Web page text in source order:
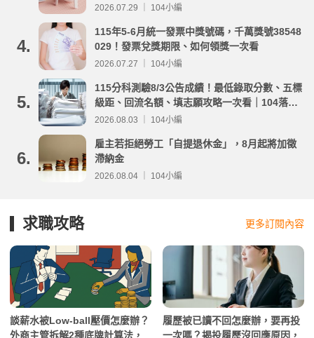
2026.07.29 ｜ 104小編
4.
115年5-6月統一發票中獎號碼，千萬獎號38548
029！發票兌獎期限、如何領獎一次看
2026.07.27 ｜ 104小編
5.
115分科測驗8/3公告成績！最低錄取分數、五標
級距、回流名額、填志願攻略一次看｜104落點
分析
2026.08.03 ｜ 104小編
6.
雇主若拒絕勞工「自提退休金」，8月起將加徵
滯納金
2026.08.04 ｜ 104小編
求職攻略 更多訂閱內容
談薪水被Low-ball壓價怎麼辦？
外商主管拆解2種底牌計算法，
履歷被已讀不回怎麼辦，要再投
一次嗎？揭投履歷沒回應原因，